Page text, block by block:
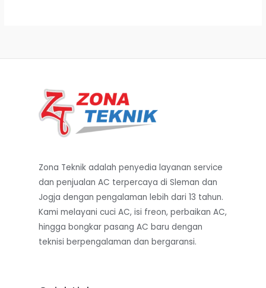
Zona Teknik adalah penyedia layanan service
dan penjualan AC terpercaya di Sleman dan
Jogja dengan pengalaman lebih dari 13 tahun.
Kami melayani cuci AC, isi freon, perbaikan AC,
hingga bongkar pasang AC baru dengan
teknisi berpengalaman dan bergaransi.